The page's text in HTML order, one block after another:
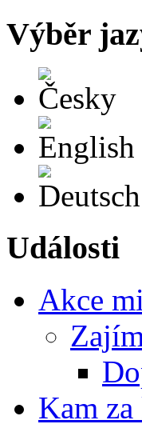
Výběr
Události
Akce
Kam